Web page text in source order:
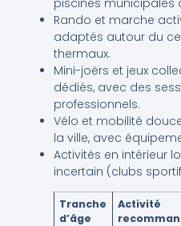
Rando et marche
adaptés autour du
thermaux.
Mini-joërs et jeux
dédiés, avec des
professionnels.
Vélo et mobilité
la ville, avec
Activités en intérieur
incertain (clubs
Tranche
d’âge
Activité